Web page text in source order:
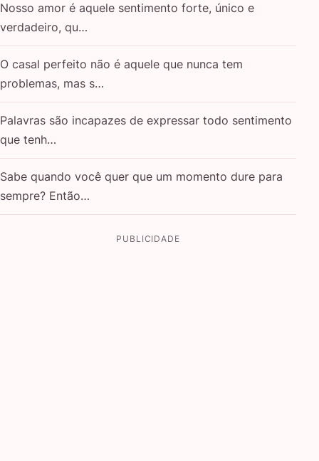
Nosso amor é aquele sentimento forte, único e
verdadeiro, qu…
O casal perfeito não é aquele que nunca tem
problemas, mas s…
Palavras são incapazes de expressar todo sentimento
que tenh…
Sabe quando você quer que um momento dure para
sempre? Então…
PUBLICIDADE